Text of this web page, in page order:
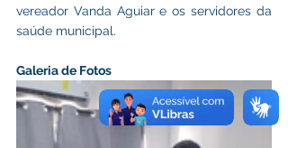
vereador Vanda Aguiar e os servidores da
saúde municipal.
Galeria de Fotos